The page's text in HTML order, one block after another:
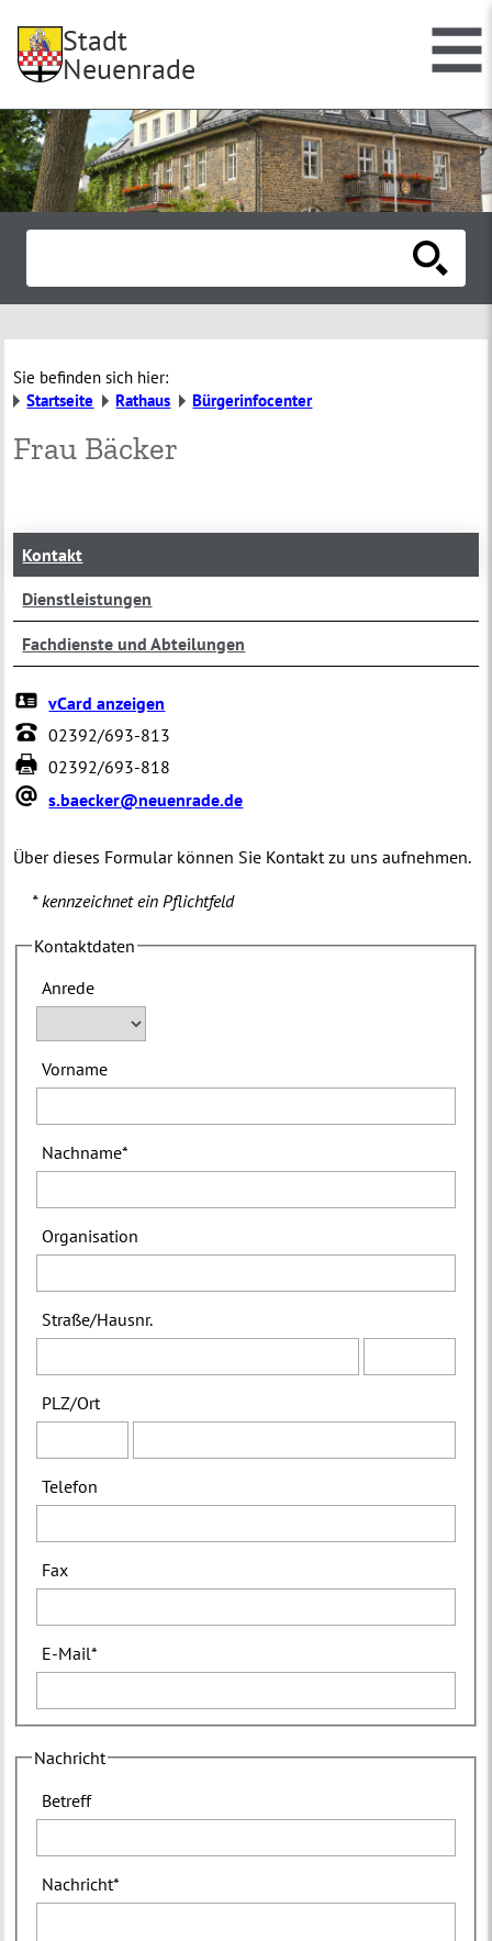
Stadt
Neuenrade
Sie befinden sich hier:
Startseite
Rathaus Bürgerinfocenter
Frau Bäcker
Kontakt
Dienstleistungen
Fachdienste und Abteilungen
vCard anzeigen
02392/693-813
02392/693-818
s.baecker@neuenrade.de
Über dieses Formular können Sie Kontakt zu uns aufnehmen.
* kennzeichnet ein Pflichtfeld
Kontaktdaten
Anrede
Vorname
Nachname*
Organisation
Straße/Hausnr.
PLZ/Ort
Telefon
Fax
E-Mail*
Nachricht
Betreff
Nachricht*